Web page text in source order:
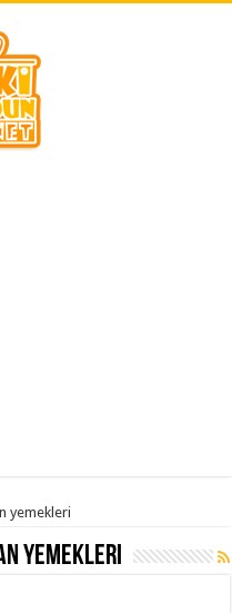
yemekleri
yemekleri